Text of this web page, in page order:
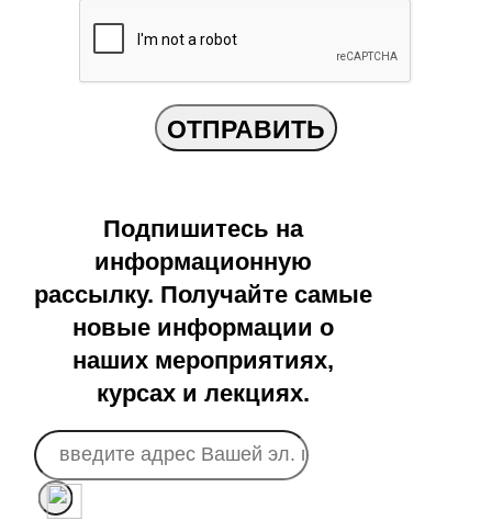
ОТПРАВИТЬ
Подпишитесь на
информационную
рассылку. Получайте самые
новые информации о
наших мероприятиях,
курсах и лекциях.